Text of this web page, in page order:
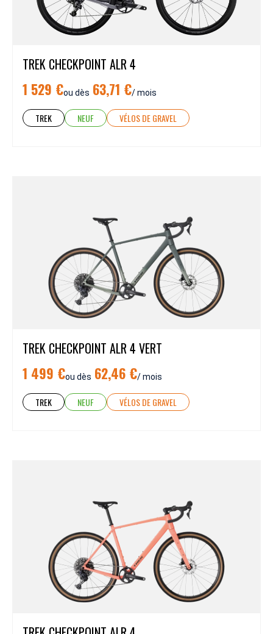
TREK CHECKPOINT ALR 4
1 529 €ou dès 63,71 €/ mois
TREK NEUF VÉLOS DE GRAVEL
TREK CHECKPOINT ALR 4 VERT
1 499 €ou dès 62,46 €/ mois
TREK NEUF VÉLOS DE GRAVEL